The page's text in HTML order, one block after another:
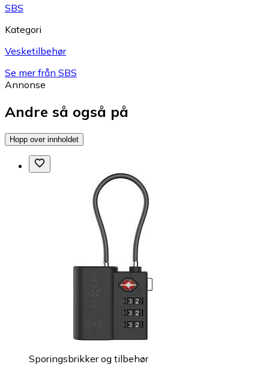
SBS
Kategori
Vesketilbehør
Se mer från SBS
Annonse
Andre så også på
Hopp over innholdet
Sporingsbrikker og tilbehør